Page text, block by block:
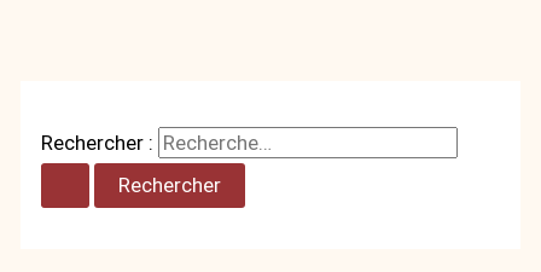
Rechercher :